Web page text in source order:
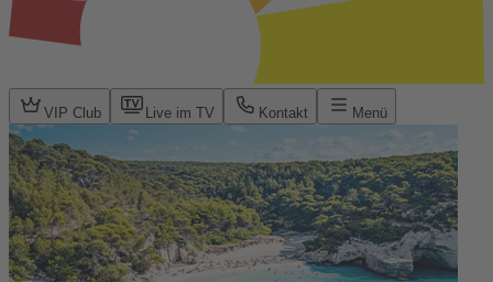
VIP Club Live im TV Kontakt Menü